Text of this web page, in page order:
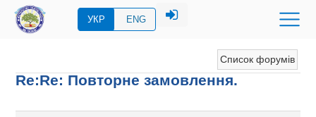
УКР ENG
Список форумів
Re:Re: Повторне замовлення.